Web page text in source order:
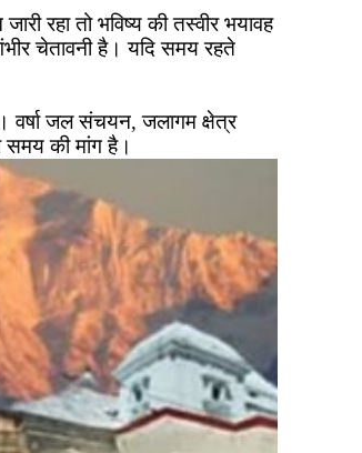
रहा तो भविष्य की तस्वीर भयावह
चेतावनी है। यदि समय रहते
वर्षा जल संचयन, जलागम क्षेत्र
समय की मांग है।